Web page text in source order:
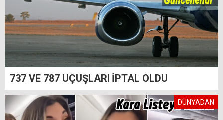
737 VE 787 UÇUŞLARI İPTAL OLDU
DÜNYADAN